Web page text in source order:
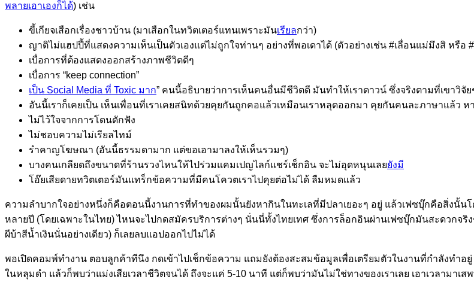
พลายเอาเองก็ได้) เช่น
ขี้เกียจเสือกเรื่องชาวบ้าน (มาเสือกในทวิตเตอร์แทนเพราะมันเรียลกว่า)
ญาติไม่แฮปปี้ที่แสดงความเห็นเป็นตัวเองแต่ไม่ถูกใจท่านๆ อย่างที่พอเดาได้ (ตัวอย่างเช่น #เลื่อนแม่มึงสิ หรื
เบื่อการที่ต้องแสดงออกสร้างภาพชีวิตดีๆ
เบื่อการ “keep connection”
เป็น Social Media ที่ Toxic มาก” คนนี้อธิบายว่าการเห็นคนอื่นมีชีวิตดี มันทำให้เราดาวน์ ซึ่งจริงตามที่เขาวิจั
อันนี้เราก็เคยเป็น เห็นเพื่อนที่เราเคยสนิทด้วยคุยกันถูกคอแล้วเหมือนเราหลุดออกมา คุยกันคนละภาษาแล้ว
ไม่ไว้ใจจากการโดนดักฟัง
ไม่ชอบความไม่เรียลไทม์
รำคาญโฆษณา (อันนี้ธรรมดามาก แต่ขอเอามาลงให้เห็นรวมๆ)
บางคนเกลียดถึงขนาดที่ร้านรวงไหนให้ไปร่วมแคมเปญไลก์แชร์เช็กอิน จะไม่อุดหนุนเลยยังมี
โอ๊ยเสียดายทวิตเตอร์มันแทร็กข้อความที่มีคนโควตเราไปคุยต่อไม่ได้ ลืมหมดแล้ว
ความลำบากใจอย่างหนึ่งก็คือตอนนี้งานการที่ทำของผมนั้นยังหากินในทะเลที่มีปลาเยอะๆ อยู่ แล้วเฟซบุ๊กคือสิ่งนั้
หลายปี (โดยเฉพาะในไทย) ไหนจะไปกดสมัครบริการต่างๆ นั่นนี่ทั้งไทยเทศ ซึ่งการล็อกอินผ่านเฟซบุ๊กมันสะดวกจ
ผีบ้าสีน้ำเงินนั่นอย่างเดียว) ก็เลยลบแอปออกไปไม่ได้
พอเปิดคอมพ์ทำงาน ตอบลูกค้าทีนึง กดเข้าไปเช็กข้อความ แถมยังต้องสะสมข้อมูลเพื่อเตรียมตัวในงานที่กำลังทำอ
ในหลุมดำ แล้วก็พบว่าแม่งเสียเวลาชีวิตจนได้ ถึงจะแค่ 5-10 นาที แต่ก็พบว่ามันไม่ใช่ทางของเราเลย เอาเวลามาเส